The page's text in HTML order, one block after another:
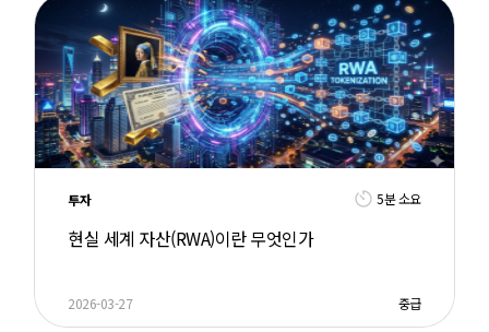
투자 5분 소요
현실 세계 자산(RWA)이란 무엇인가
2026-03-27 중급